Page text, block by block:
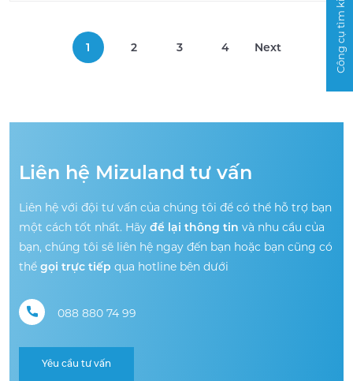
1 2 3 4 Next
Liên hệ Mizuland tư vấn
Liên hệ với đội tư vấn của chúng tôi để có thể hỗ trợ bạn
một cách tốt nhất. Hãy để lại thông tin và nhu cầu của
bạn, chúng tôi sẽ liên hệ ngay đến bạn hoặc bạn cũng có
thể gọi trực tiếp qua hotline bên dưới
088 880 74 99
Yêu cầu tư vấn
Công cụ tìm kiếm